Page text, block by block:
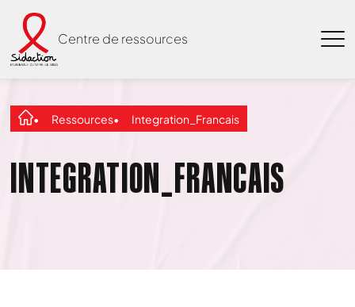
Centre de ressources
Ressources Integration_Francais
INTEGRATION_FRANCAIS